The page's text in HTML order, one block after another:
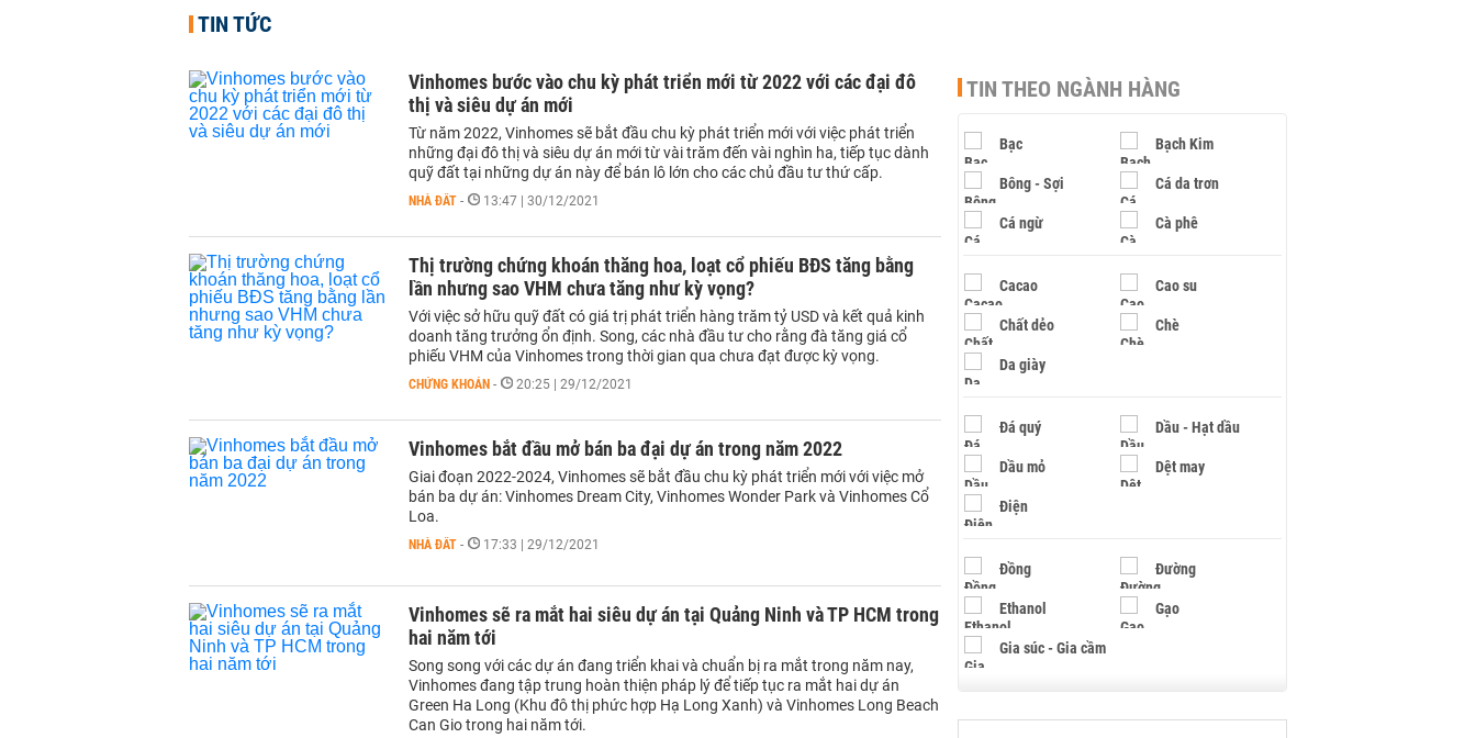
TIN TỨC
Vinhomes bước vào chu kỳ phát triển mới từ 2022 với các đại đô
thị và siêu dự án mới
Từ năm 2022, Vinhomes sẽ bắt đầu chu kỳ phát triển mới với việc phát triển
những đại đô thị và siêu dự án mới từ vài trăm đến vài nghìn ha, tiếp tục dành
quỹ đất tại những dự án này để bán lô lớn cho các chủ đầu tư thứ cấp.
NHÀ ĐẤT - 13:47 | 30/12/2021
Thị trường chứng khoán thăng hoa, loạt cổ phiếu BĐS tăng bằng
lần nhưng sao VHM chưa tăng như kỳ vọng?
Với việc sở hữu quỹ đất có giá trị phát triển hàng trăm tỷ USD và kết quả kinh
doanh tăng trưởng ổn định. Song, các nhà đầu tư cho rằng đà tăng giá cổ
phiếu VHM của Vinhomes trong thời gian qua chưa đạt được kỳ vọng.
CHỨNG KHOÁN - 20:25 | 29/12/2021
Vinhomes bắt đầu mở bán ba đại dự án trong năm 2022
Giai đoạn 2022-2024, Vinhomes sẽ bắt đầu chu kỳ phát triển mới với việc mở
bán ba dự án: Vinhomes Dream City, Vinhomes Wonder Park và Vinhomes Cổ
Loa.
NHÀ ĐẤT - 17:33 | 29/12/2021
Vinhomes sẽ ra mắt hai siêu dự án tại Quảng Ninh và TP HCM trong
hai năm tới
Song song với các dự án đang triển khai và chuẩn bị ra mắt trong năm nay,
Vinhomes đang tập trung hoàn thiện pháp lý để tiếp tục ra mắt hai dự án
Green Ha Long (Khu đô thị phức hợp Hạ Long Xanh) và Vinhomes Long Beach
Can Gio trong hai năm tới.
TIN THEO NGÀNH HÀNG
Bạc Bạch Kim
Bông - Sợi Cá da trơn
Cá ngừ Cà phê
Cacao Cao su
Chất dẻo Chè
Da giày
Đá quý Dầu - Hạt dầu
Dầu mỏ Dệt may
Điện
Đồng Đường
Ethanol Gạo
Gia súc - Gia cầm